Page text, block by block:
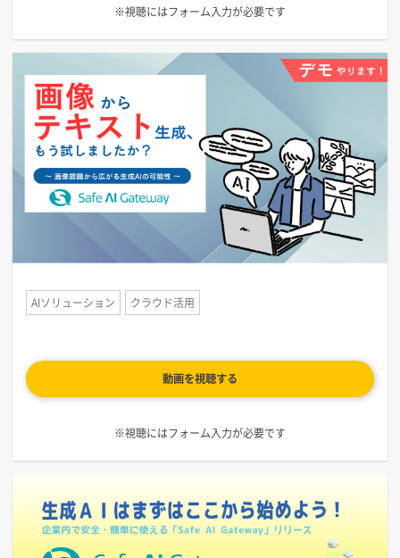
※視聴にはフォーム入力が必要です
AIソリューション クラウド活用
動画を視聴する
※視聴にはフォーム入力が必要です